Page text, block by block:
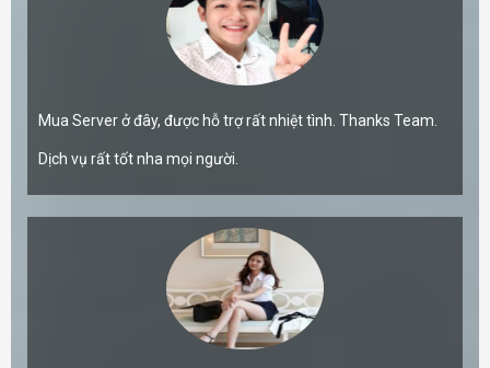
Mua Server ở đây, được hỗ trợ rất nhiệt tình. Thanks Team.
Dịch vụ rất tốt nha mọi người.